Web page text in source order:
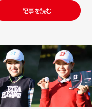
記事を読む